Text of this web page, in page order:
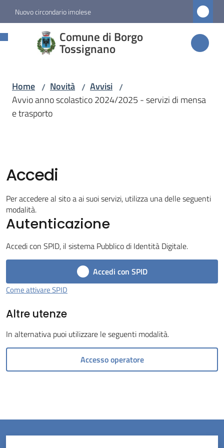
Vai al contenuto
Vai alla navigazione
Vai al footer
Nuovo circondario imolese
Comune di Borgo
Tossignano
Comune di
Borgo
Amministrazione
Servizi
Vivere
Borgo
on-
Home / Novità / Avvisi /
Avvio anno scolastico 2024/2025 - servizi di mensa
e trasporto
Accedi
Per accedere al sito a ai suoi servizi, utilizza una delle seguenti
modalità.
Autenticazione
Accedi con SPID, il sistema Pubblico di Identità Digitale.
Accedi con SPID
Come attivare SPID
Altre utenze
In alternativa puoi utilizzare le seguenti modalità.
Accesso operatore